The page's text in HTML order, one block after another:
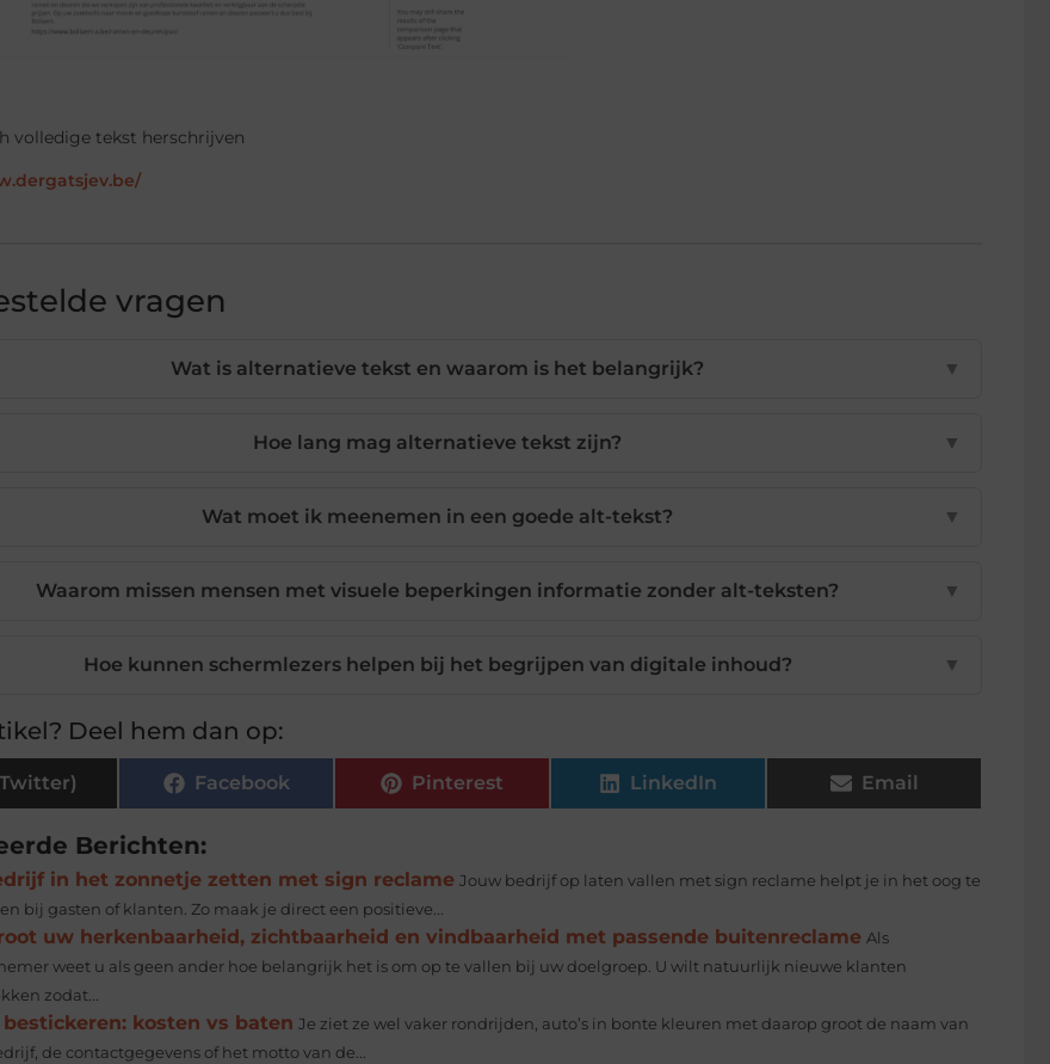
volledige tekst herschrijven
vragen
Wat is alternatieve tekst en waarom is het belangrijk? ▼
Hoe lang mag alternatieve tekst zijn? ▼
Wat moet ik meenemen in een goede alt-tekst? ▼
Waarom missen mensen met visuele beperkingen informatie zonder alt-teksten? ▼
Hoe kunnen schermlezers helpen bij het begrijpen van digitale inhoud? ▼
Deel hem dan op:
Facebook Pinterest LinkedIn Email
Berichten:
in het zonnetje zetten met sign reclame Jouw bedrijf op laten vallen met sign reclame helpt je in het oog te
bij gasten of klanten. Zo maak je direct een positieve...
uw herkenbaarheid, zichtbaarheid en vindbaarheid met passende buitenreclame Als
weet u als geen ander hoe belangrijk het is om op te vallen bij uw doelgroep. U wilt natuurlijk nieuwe klanten
zodat...
kosten vs baten Je ziet ze wel vaker rondrijden, auto’s in bonte kleuren met daarop groot de naam van
de contactgegevens of het motto van de...